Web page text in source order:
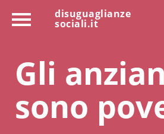
disuguaglianze
sociali.it
Gli
sono